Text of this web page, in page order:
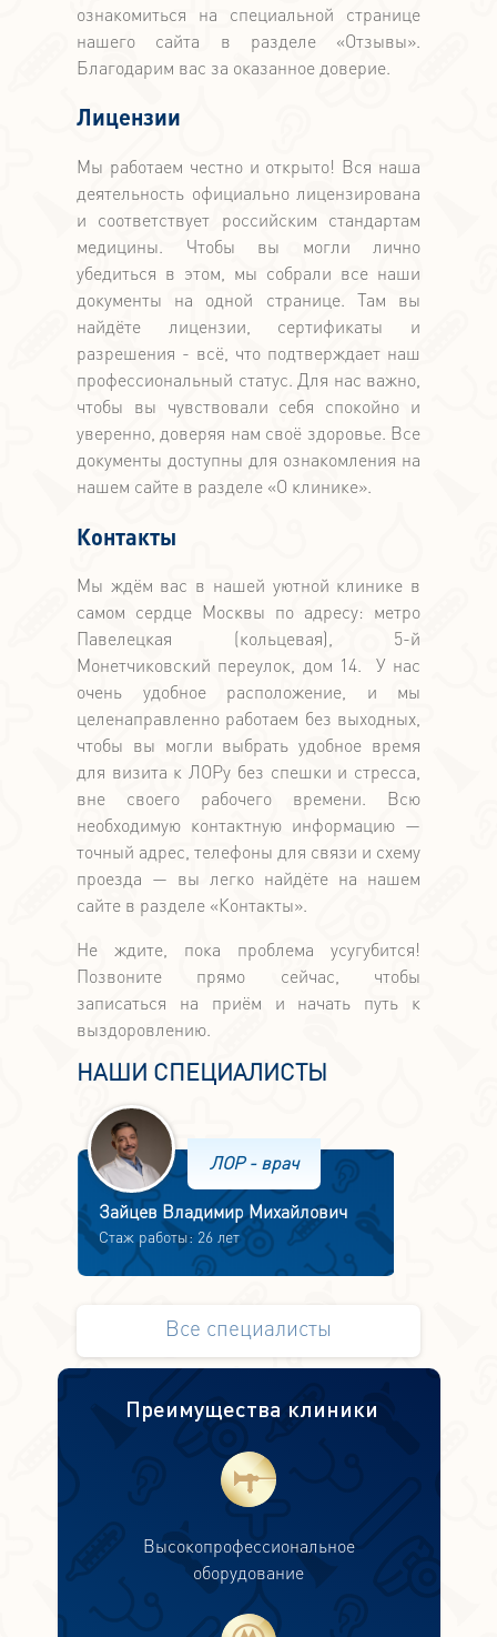
ознакомиться на специальной странице
нашего сайта в разделе «Отзывы».
Благодарим вас за оказанное доверие.
Лицензии
Мы работаем честно и открыто! Вся наша
деятельность официально лицензирована
и соответствует российским стандартам
медицины. Чтобы вы могли лично
убедиться в этом, мы собрали все наши
документы на одной странице. Там вы
найдёте лицензии, сертификаты и
разрешения - всё, что подтверждает наш
профессиональный статус. Для нас важно,
чтобы вы чувствовали себя спокойно и
уверенно, доверяя нам своё здоровье. Все
документы доступны для ознакомления на
нашем сайте в разделе «О клинике».
Контакты
Мы ждём вас в нашей уютной клинике в
самом сердце Москвы по адресу: метро
Павелецкая (кольцевая), 5-й
Монетчиковский переулок, дом 14. У нас
очень удобное расположение, и мы
целенаправленно работаем без выходных,
чтобы вы могли выбрать удобное время
для визита к ЛОРу без спешки и стресса,
вне своего рабочего времени. Всю
необходимую контактную информацию —
точный адрес, телефоны для связи и схему
проезда — вы легко найдёте на нашем
сайте в разделе «Контакты».
Не ждите, пока проблема усугубится!
Позвоните прямо сейчас, чтобы
записаться на приём и начать путь к
выздоровлению.
НАШИ СПЕЦИАЛИСТЫ
ЛОР - врач
Зайцев Владимир Михайлович
Стаж работы: 26 лет
Все специалисты
Преимущества клиники
Высокопрофессиональное
оборудование